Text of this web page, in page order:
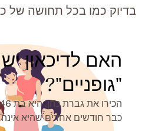
בדיוק כמו בכל תחושה של
האם לדיכאון
"גופניים"?
כבר חודשים אחדים שהיא